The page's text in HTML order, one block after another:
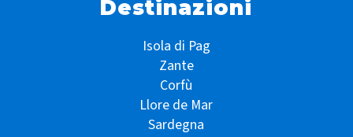
Destinazioni
Isola di Pag
Zante
Corfù
Llore de Mar
Sardegna